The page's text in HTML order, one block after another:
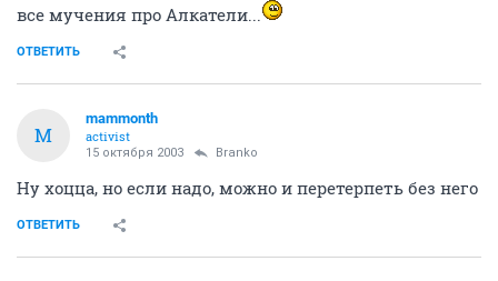
все мучения про Алкатели...
ОТВЕТИТЬ
M
mammonth
activist
15 октября 2003 Branko
Ну хоцца, но если надо, можно и перетерпеть без него
ОТВЕТИТЬ